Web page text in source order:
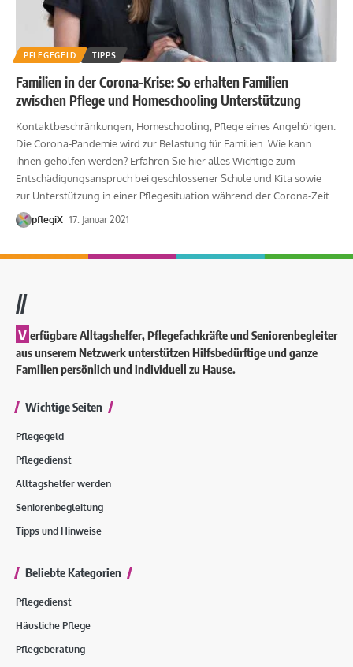
PFLEGEGELD TIPPS
Familien in der Corona-Krise: So erhalten Familien
zwischen Pflege und Homeschooling Unterstützung
Kontaktbeschränkungen, Homeschooling, Pflege eines Angehörigen.
Die Corona-Pandemie wird zur Belastung für Familien. Wie kann
ihnen geholfen werden? Erfahren Sie hier alles Wichtige zum
Entschädigungsanspruch bei geschlossener Schule und Kita sowie
zur Unterstützung in einer Pflegesituation während der Corona-Zeit.
pflegiX 17. Januar 2021
//
V erfügbare Alltagshelfer, Pflegefachkräfte und Seniorenbegleiter
aus unserem Netzwerk unterstützen Hilfsbedürftige und ganze
Familien persönlich und individuell zu Hause.
Wichtige Seiten
Pflegegeld
Pflegedienst
Alltagshelfer werden
Seniorenbegleitung
Tipps und Hinweise
Beliebte Kategorien
Pflegedienst
Häusliche Pflege
Pflegeberatung